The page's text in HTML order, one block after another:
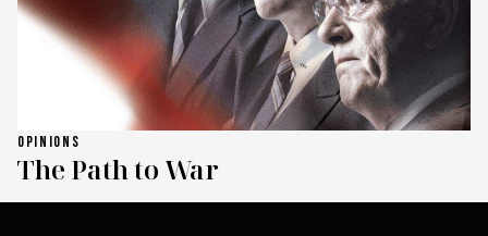
OPINIONS
The Path to War